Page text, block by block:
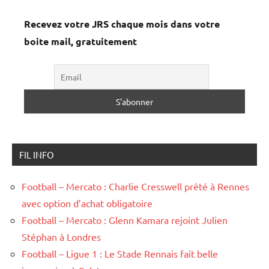
Recevez votre JRS chaque mois dans votre
boite mail, gratuitement
FIL INFO
Football – Mercato : Charlie Cresswell prêté à Rennes
avec option d’achat obligatoire
Football – Mercato : Glenn Kamara rejoint Julien
Stéphan à Londres
Football – Ligue 1 : Le Stade Rennais fait belle